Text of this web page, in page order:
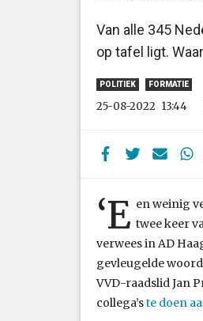
Van alle 345
op tafel ligt.
POLITIEK FORMATIE
25-08-2022 13:44
‘E en weinig
twee keer
verwees in AD
gevleugelde
VVD-raadslid Jan
collega’ste doen